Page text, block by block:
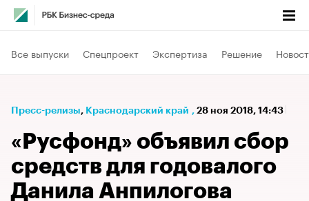
Все выпуски Спецпроект Экспертиза Решение
Пресс-релизы⁠, Краснодарский край , 28 ноя 2018, 14:43
«Русфонд» объявил сбор
средств для годовалого
Данила Анпилогова